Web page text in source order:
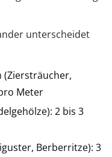
unterscheidet
(Ziersträucher,
Meter
2 bis 3
Berberritze): 3